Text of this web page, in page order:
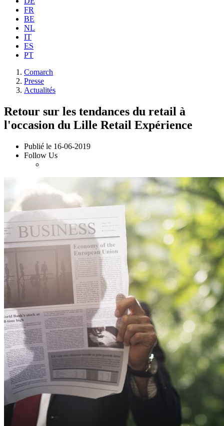
FR
BE
NL
IT
ES
PT
Comarch
Presse
Actualités
Retour sur les tendances du retail à
l'occasion du Lille Retail Expérience
Publié le 16-06-2019
Follow Us